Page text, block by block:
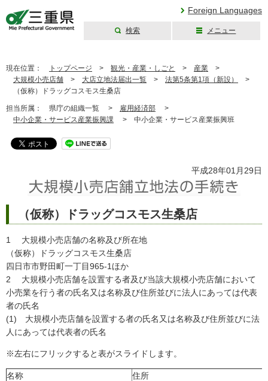
Foreign Languages
検索 メニュー
現在位置： トップページ > 観光・産業・しごと > 産業 >
大規模小売店舗 > 大店立地法届出一覧 > 法第5条第1項（新設）
>
（仮称）ドラッグコスモス生桑店
担当所属： 県庁の組織一覧 > 雇用経済部 >
中小企業・サービス産業振興課 > 中小企業・サービス産業振興班
平成28年01月29日
（仮称）ドラッグコスモス生桑店
1 大規模小売店舗の名称及び所在地
（仮称）ドラッグコスモス生桑店
四日市市野田町一丁目965-1ほか
2 大規模小売店舗を設置する者及び当該大規模小売店舗において
小売業を行う者の氏名又は名称及び住所並びに法人にあっては代表
者の氏名
(1) 大規模小売店舗を設置する者の氏名又は名称及び住所並びに法
人にあっては代表者の氏名
※左右にフリックすると表がスライドします。
名称
住所